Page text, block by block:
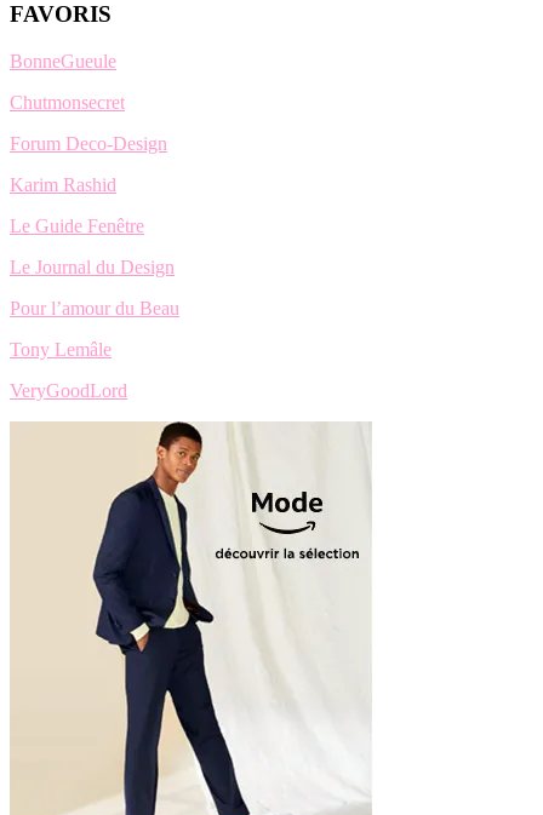
FAVORIS
BonneGueule
Chutmonsecret
Forum Deco-Design
Karim Rashid
Le Guide Fenêtre
Le Journal du Design
Pour l’amour du Beau
Tony Lemâle
VeryGoodLord